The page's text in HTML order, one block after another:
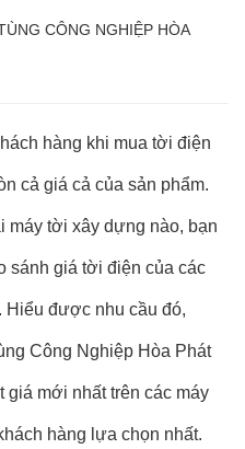
CÔNG NGHIỆP HÒA
hàng khi mua tời điện
cả giá cả của sản phẩm.
máy tời xây dựng nào, bạn
sánh giá tời điện của các
Hiểu được nhu cầu đó,
Công Nghiệp Hòa Phát
giá mới nhất trên các máy
hàng lựa chọn nhất.